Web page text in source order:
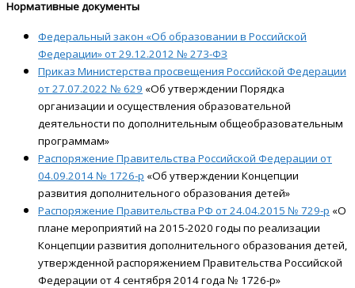
Нормативные документы
Федеральный закон «Об образовании в Российской
Федерации» от 29.12.2012 № 273-ФЗ
Приказ Министерства просвещения Российской Федерации
от 27.07.2022 № 629 «Об утверждении Порядка
организации и осуществления образовательной
деятельности по дополнительным общеобразовательным
программам»
Распоряжение Правительства Российской Федерации от
04.09.2014 № 1726-р «Об утверждении Концепции
развития дополнительного образования детей»
Распоряжение Правительства РФ от 24.04.2015 № 729-р «О
плане мероприятий на 2015-2020 годы по реализации
Концепции развития дополнительного образования детей,
утвержденной распоряжением Правительства Российской
Федерации от 4 сентября 2014 года № 1726-р»